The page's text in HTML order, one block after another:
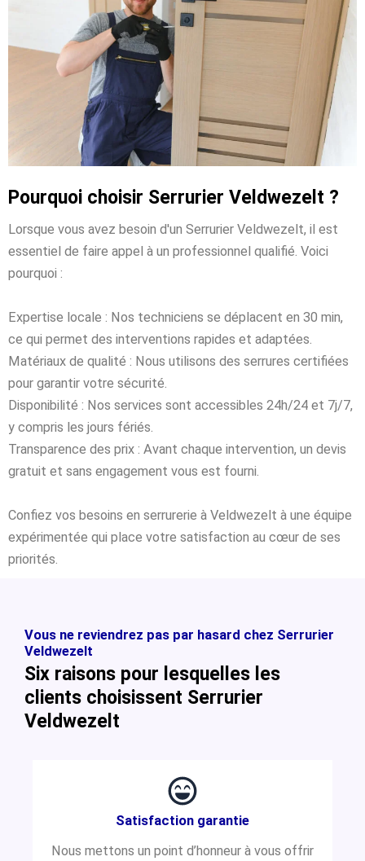
Pourquoi choisir Serrurier Veldwezelt ?
Lorsque vous avez besoin d'un Serrurier Veldwezelt, il est
essentiel de faire appel à un professionnel qualifié. Voici
pourquoi :
Expertise locale : Nos techniciens se déplacent en 30 min,
ce qui permet des interventions rapides et adaptées.
Matériaux de qualité : Nous utilisons des serrures certifiées
pour garantir votre sécurité.
Disponibilité : Nos services sont accessibles 24h/24 et 7j/7,
y compris les jours fériés.
Transparence des prix : Avant chaque intervention, un devis
gratuit et sans engagement vous est fourni.
Confiez vos besoins en serrurerie à Veldwezelt à une équipe
expérimentée qui place votre satisfaction au cœur de ses
priorités.
Vous ne reviendrez pas par hasard chez Serrurier
Veldwezelt
Six raisons pour lesquelles les
clients choisissent Serrurier
Veldwezelt
Satisfaction garantie
Nous mettons un point d’honneur à vous offrir